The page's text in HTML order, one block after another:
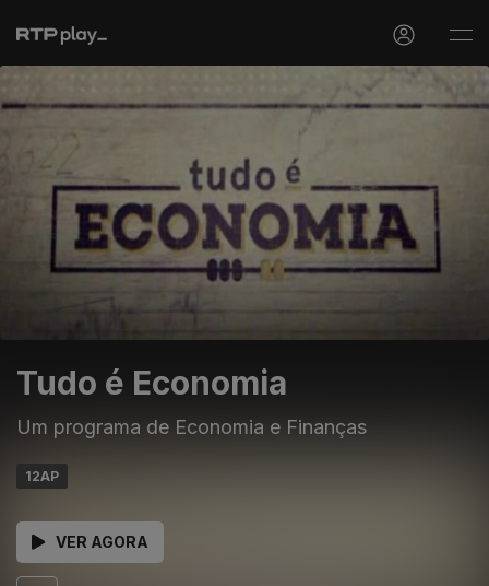
Tudo é Economia
Um programa de Economia e Finanças
12AP
VER AGORA